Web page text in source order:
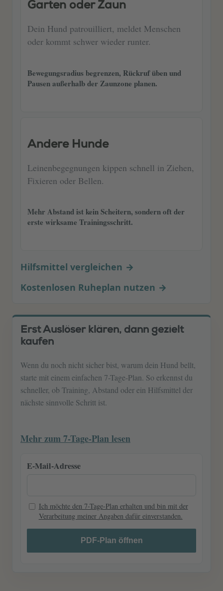
Garten oder Zaun
Dein Hund patrouilliert, meldet Menschen
oder kommt schwer wieder runter.
Bewegungsradius begrenzen, Rückruf üben und
Pausen außerhalb der Zaunzone planen.
Andere Hunde
Leinenbegegnungen kippen schnell in Ziehen,
Fixieren oder Bellen.
Mehr Abstand ist kein Scheitern, sondern oft der
erste wirksame Trainingsschritt.
Hilfsmittel vergleichen
Kostenlosen Ruheplan nutzen
Erst Auslöser klären, dann gezielt
kaufen
Wenn du noch nicht sicher bist, warum dein Hund bellt,
starte mit einem einfachen 7-Tage-Plan. So erkennst du
schneller, ob Training, Abstand oder ein Hilfsmittel der
nächste sinnvolle Schritt ist.
Mehr zum 7-Tage-Plan lesen
E-Mail-Adresse
Ich möchte den 7-Tage-Plan erhalten und bin mit der
Verarbeitung meiner Angaben dafür einverstanden.